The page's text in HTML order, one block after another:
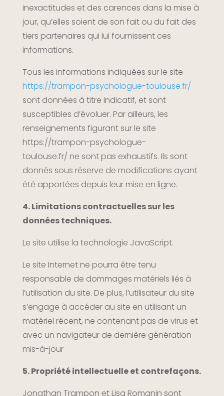
inexactitudes et des carences dans la mise à
jour, qu’elles soient de son fait ou du fait des
tiers partenaires qui lui fournissent ces
informations.
Tous les informations indiquées sur le site
https://trampon-psychologue-toulouse.fr/
sont données à titre indicatif, et sont
susceptibles d’évoluer. Par ailleurs, les
renseignements figurant sur le site
https://trampon-psychologue-
toulouse.fr/ ne sont pas exhaustifs. Ils sont
donnés sous réserve de modifications ayant
été apportées depuis leur mise en ligne.
4. Limitations contractuelles sur les
données techniques.
Le site utilise la technologie JavaScript.
Le site Internet ne pourra être tenu
responsable de dommages matériels liés à
l’utilisation du site. De plus, l’utilisateur du site
s’engage à accéder au site en utilisant un
matériel récent, ne contenant pas de virus et
avec un navigateur de dernière génération
mis-à-jour
5. Propriété intellectuelle et contrefaçons.
Jonathan Trampon et Lisa Romanin sont